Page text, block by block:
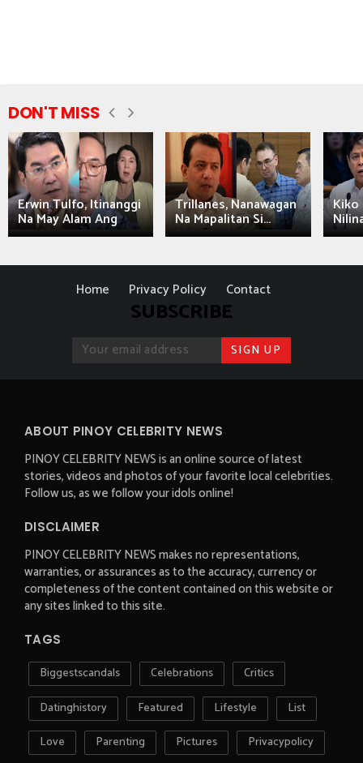
DON'T MISS
Erwin Tulfo, Itinanggi
Na May Alam Ang
Trillanes, Nanawagan
Na Mapalitan Si...
Kiko
Home Privacy Policy Contact
SUBSCRIBE
ABOUT PINOY CELEBRITY NEWS
PINOY CELEBRITY NEWS is an online source of latest
stories, videos and photos of your favorite local celebrities.
Follow us, as we follow your idols online!
DISCLAIMER
PINOY CELEBRITY NEWS makes no representations,
warranties, or assurances as to the accuracy, currency or
completeness of the content contained on this website or
any sites linked to this site.
TAGS
Biggestscandals Celebrations
Critics
Datinghistory
Featured Lifestyle
List
Love
Parenting Pictures Privacypolicy